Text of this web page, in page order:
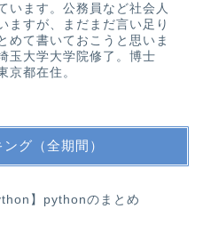
います。公務員など社会人
ますが、まだまだ言い足り
めて書いておこうと思いま
玉大学大学院修了。博士
京都在住。
グ（全期間）
】pythonのまとめ